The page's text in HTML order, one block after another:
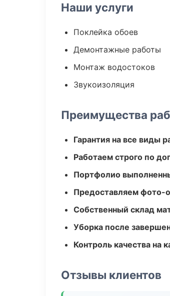
Наши услуги
Поклейка обоев
Демонтажные работы
Монтаж водостоков
Звукоизоляция
Преимущества
Гарантия на все виды
Работаем строго по
Портфолио
Предоставляем фото-
Собственный склад
Уборка после
Контроль качества на
Отзывы клиентов